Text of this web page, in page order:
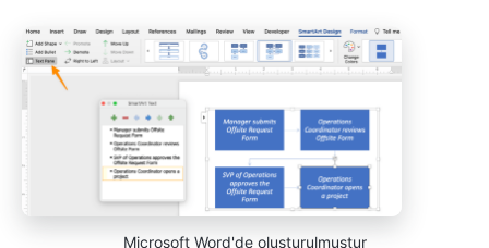
Microsoft Word'de oluşturulmuştur